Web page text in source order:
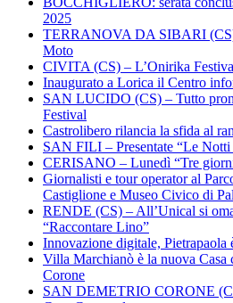
2025
TERRANOVA DA SIBARI (CS)
Moto
CIVITA (CS) – L’Onirika
Inaugurato a Lorica il Centro
SAN LUCIDO (CS) – Tutto
Festival
Castrolibero rilancia la sfida al
SAN FILI – Presentate “Le Notti
CERISANO – Lunedì “Tre
Giornalisti e tour operator al
Castiglione e Museo Civico di
RENDE (CS) – All’Unical si
“Raccontare Lino”
Innovazione digitale, Pietrapaola
Villa Marchianò è la nuova Casa
Corone
SAN DEMETRIO CORONE